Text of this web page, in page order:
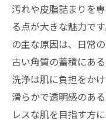
汚れや皮脂詰まりを
る点が大きな魅力で
の主な原因は、日常
古い角質の蓄積にあ
洗浄は肌に負担をか
滑らかで透明感のあ
レスな肌を目指す方